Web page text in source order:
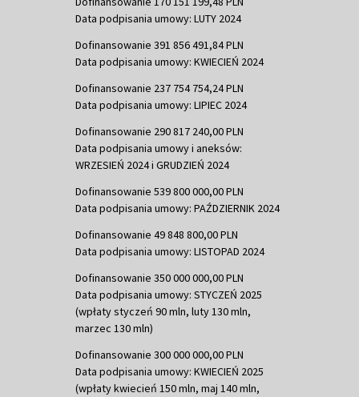
Data podpisania umowy: LUTY 2024
Dofinansowanie 391 856 491,84 PLN
Data podpisania umowy: KWIECIEŃ 2024
Dofinansowanie 237 754 754,24 PLN
Data podpisania umowy: LIPIEC 2024
Dofinansowanie 290 817 240,00 PLN
Data podpisania umowy i aneksów:
WRZESIEŃ 2024 i GRUDZIEŃ 2024
Dofinansowanie 539 800 000,00 PLN
Data podpisania umowy: PAŹDZIERNIK 2024
Dofinansowanie 49 848 800,00 PLN
Data podpisania umowy: LISTOPAD 2024
Dofinansowanie 350 000 000,00 PLN
Data podpisania umowy: STYCZEŃ 2025
(wpłaty styczeń 90 mln, luty 130 mln,
marzec 130 mln)
Dofinansowanie 300 000 000,00 PLN
Data podpisania umowy: KWIECIEŃ 2025
(wpłaty kwiecień 150 mln, maj 140 mln,